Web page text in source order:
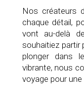
Nos créateurs
chaque détail,
vont au-delà
souhaitiez partir
plonger dans
vibrante, nous
voyage pour